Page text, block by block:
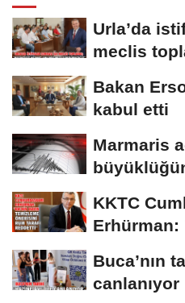
Urla’da
meclis
Bakan
kabul etti
Marmaris
KKTC
Erhürman:
Buca’nın
canlanıyor